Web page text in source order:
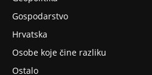
Gospodarstvo
Hrvatska
Osobe koje čine razliku
Ostalo